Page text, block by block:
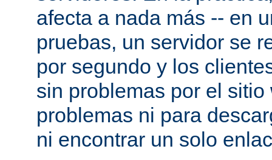
afecta a nada más -- en
pruebas, un servidor se
por segundo y los
sin problemas por el
problemas ni para
ni encontrar un solo